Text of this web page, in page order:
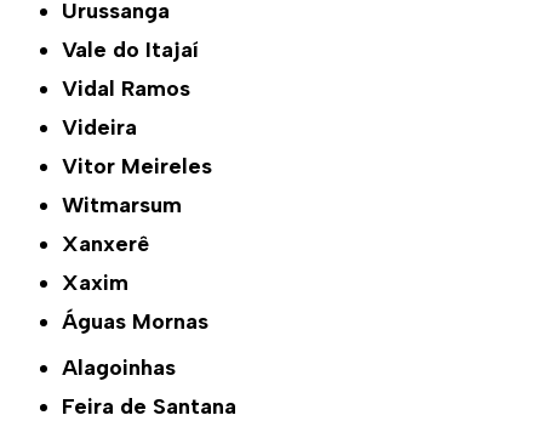
Urussanga
Vale do Itajaí
Vidal Ramos
Videira
Vitor Meireles
Witmarsum
Xanxerê
Xaxim
Águas Mornas
Alagoinhas
Feira de Santana